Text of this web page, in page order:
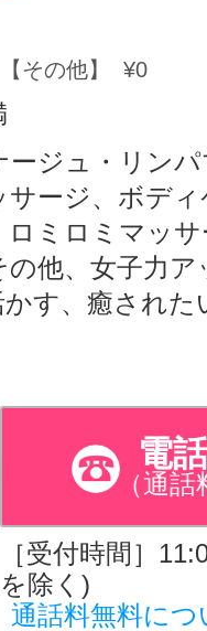
その他】 ¥0
ージュ・リン
サージ、ボデ
ロミロミマッ
他、女子力ア
す、癒された
電
（通話
［受付時間］
を除く)
通話料無料につ